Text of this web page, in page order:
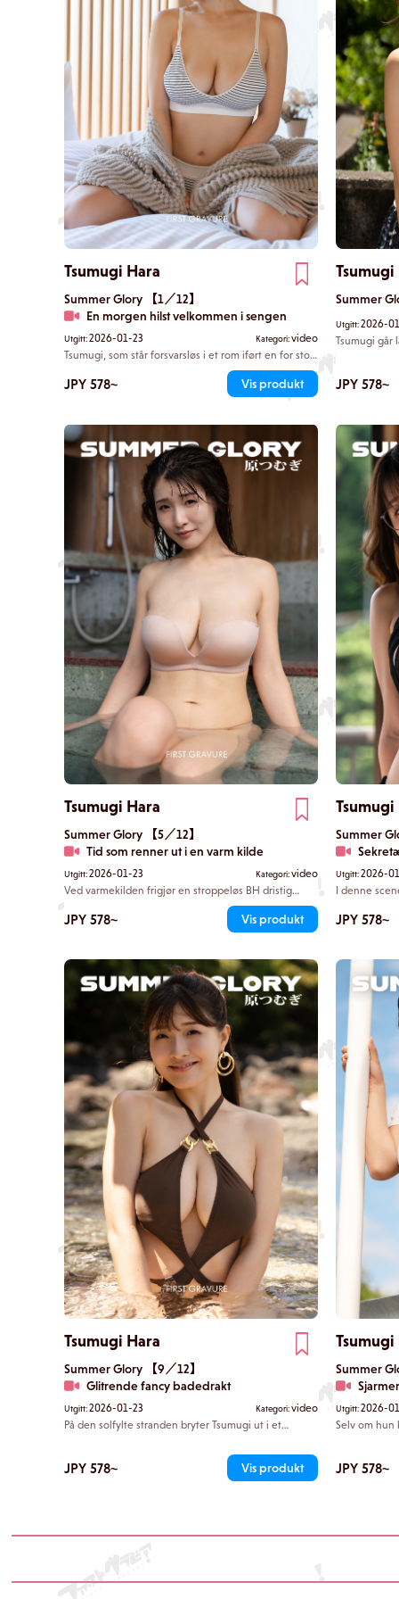
Tsumugi Hara
Summer Glory 【1／12】
En morgen hilst velkommen i sengen
Utgitt:2026-01-23 Kategori:video
Tsumugi, som står forsvarsløs i et rom iført en for stor
hettegenser. Dere leker voldsomt på sengen, og
plutselig kommer ansiktet ditt nær. Blikkene deres
møtes, og tiden står stille. Den lille avstanden mellom
JPY 578~ Vis produkt
Tsumugi
Summer
Utgitt:2026-
Tsumugi går
til live. En
gjennom, og
JPY 578~
Tsumugi Hara
Summer Glory 【5／12】
Tid som renner ut i en varm kilde
Utgitt:2026-01-23 Kategori:video
Ved varmekilden frigjør en stroppeløs BH dristig
dratt mot Tsumugis kurver. Vått hår klistrer seg til
huden hennes, og uttrykket hennes har en litt
JPY 578~ Vis produkt
Tsumugi
Summer
Utgitt:2026-
I denne
varme som
ønsker. Den
JPY 578~
Tsumugi Hara
Summer Glory 【9／12】
Glitrende fancy badedrakt
Utgitt:2026-01-23 Kategori:video
På den solfylte stranden bryter Tsumugi ut i et
noe bondage-inspirert utseende. Den vertikale
splitten i utringningen trekker blikket naturlig ned
JPY 578~ Vis produkt
Tsumugi
Summer
Utgitt:2026-
Selv om hun
sine, er det
forvirret.
JPY 578~